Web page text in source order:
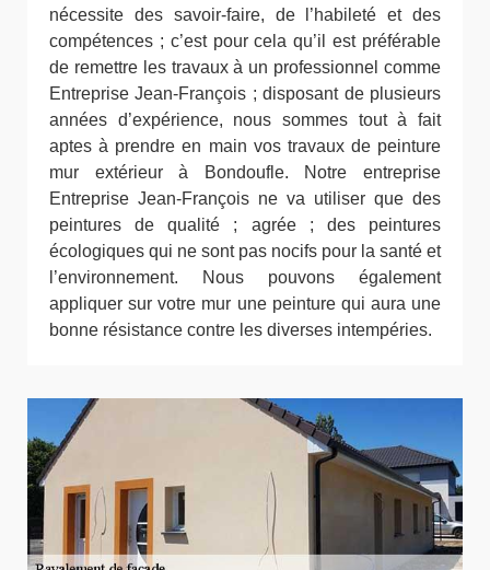
nécessite des savoir-faire, de l’habileté et des
compétences ; c’est pour cela qu’il est préférable
de remettre les travaux à un professionnel comme
Entreprise Jean-François ; disposant de plusieurs
années d’expérience, nous sommes tout à fait
aptes à prendre en main vos travaux de peinture
mur extérieur à Bondoufle. Notre entreprise
Entreprise Jean-François ne va utiliser que des
peintures de qualité ; agrée ; des peintures
écologiques qui ne sont pas nocifs pour la santé et
l’environnement. Nous pouvons également
appliquer sur votre mur une peinture qui aura une
bonne résistance contre les diverses intempéries.